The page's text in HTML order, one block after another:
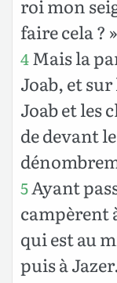
roi mon
faire cela ? »
4Mais la
Joab, et sur
Joab et les
de devant
5Ayant
campèrent
qui est au
puis à